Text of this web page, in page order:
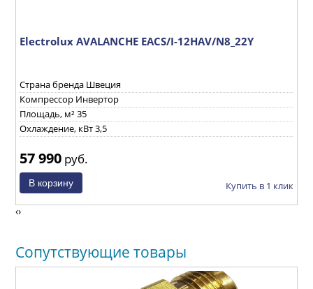
Electrolux AVALANCHE EACS/I-12HAV/N8_22Y
Страна бренда Швеция
Компрессор Инвертор
Площадь, м² 35
Охлаждение, кВт 3,5
57 990 руб.
Купить в 1 клик
‹›
Сопутствующие товары